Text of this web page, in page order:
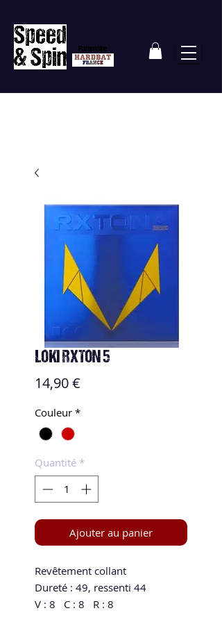
Partenaire
LOKI RXTON 5
14,90 €
Couleur *
Quantité *
Ajouter au panier
Revêtement collant
Dureté : 49, ressenti 44
V : 8   C : 8   R : 8